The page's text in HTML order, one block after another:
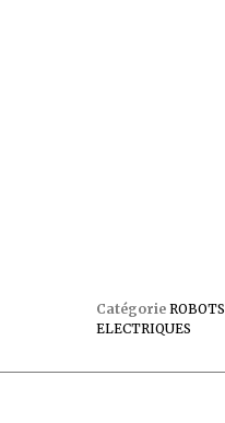
Catégorie ROBOTS
ELECTRIQUES